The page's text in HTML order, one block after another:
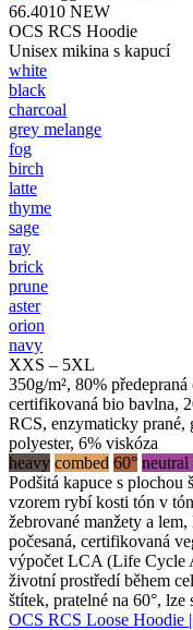
66.4010 NEW
OCS RCS Hoodie
Unisex mikina s kapucí
white
black
charcoal
grey melange
fog
birch
latte
thyme
sage
ray
brick
prune
aster
orion
navy
XXS – 5XL
350g/m², 80%
certifikovaná bio bavlna,
RCS, enzymaticky prané,
polyester, 6% viskóza
heavy combed 60° neutral
Podšitá kapuce s
vzorem rybí kosti tón v
žebrované manžety a
počesaná, certifikovaná
výpočet LCA (Life Cycle
životní prostředí během
štítek, pratelné na 60°,
OCS RCS Loose Hoodie